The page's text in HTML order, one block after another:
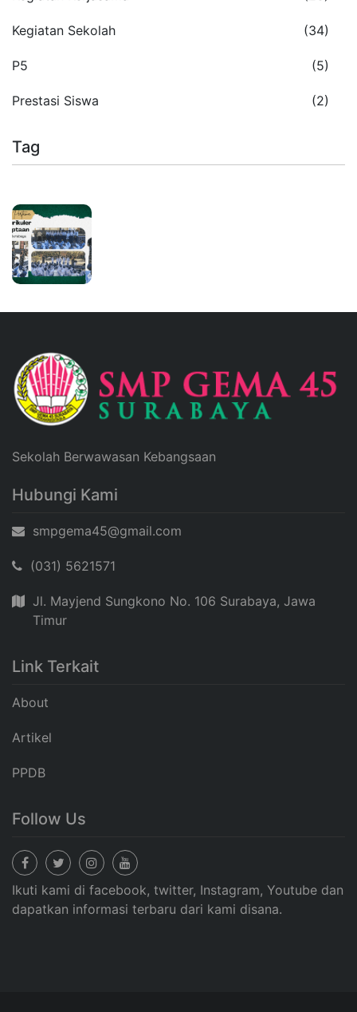
Kegiatan Sekolah (34)
P5 (5)
Prestasi Siswa (2)
Tag
Sekolah Berwawasan Kebangsaan
Hubungi Kami
smpgema45@gmail.com
(031) 5621571
Jl. Mayjend Sungkono No. 106 Surabaya, Jawa
Timur
Link Terkait
About
Artikel
PPDB
Follow Us
Ikuti kami di facebook, twitter, Instagram, Youtube dan
dapatkan informasi terbaru dari kami disana.